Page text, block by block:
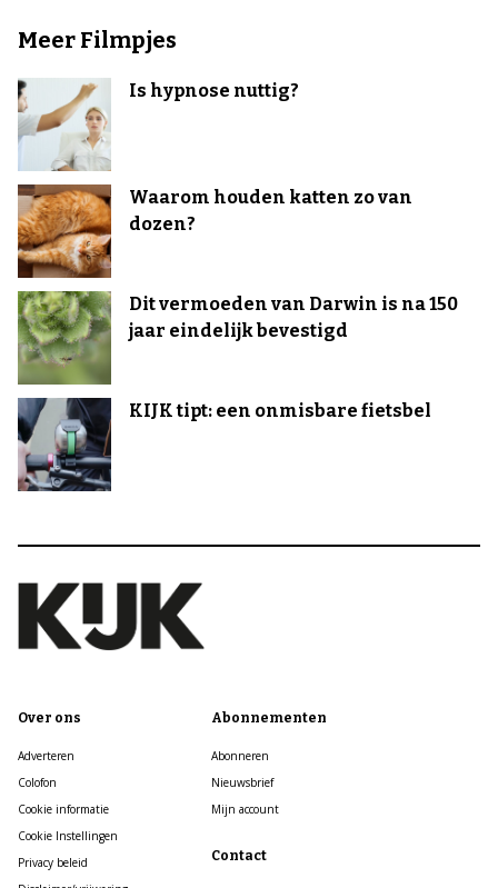
Meer Filmpjes
Is hypnose nuttig?
Waarom houden katten zo van
dozen?
Dit vermoeden van Darwin is na 150
jaar eindelijk bevestigd
KIJK tipt: een onmisbare fietsbel
Over ons
Adverteren
Colofon
Cookie informatie
Cookie Instellingen
Privacy beleid
Abonnementen
Abonneren
Nieuwsbrief
Mijn account
Contact